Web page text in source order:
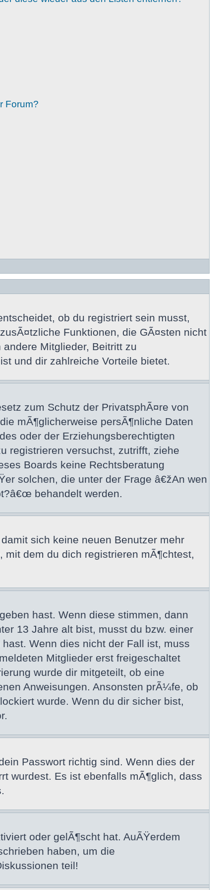
Forum?
ob du registriert sein musst,
Funktionen, die GÃ¤sten nicht
Mitglieder, Beitritt zu
und dir zahlreiche Vorteile bietet.
zum Schutz der PrivatsphÃ¤re von
mÃ¶glicherweise persÃ¶nliche Daten
oder der Erziehungsberechtigten
registrieren versuchst, zutrifft, ziehe
Boards keine Rechtsberatung
solchen, die unter der Frage â€žAn wen
behandelt werden.
sich keine neuen Benutzer mehr
dem du dich registrieren mÃ¶chtest,
hast. Wenn diese stimmen, dann
13 Jahre alt bist, musst du bzw. einer
Wenn dies nicht der Fall ist, muss
Mitglieder erst freigeschaltet
wurde dir mitgeteilt, ob eine
Anweisungen. Ansonsten prÃ¼fe, ob
wurde. Wenn du dir sicher bist,
Passwort richtig sind. Wenn dies der
wurdest. Es ist ebenfalls mÃ¶glich, dass
oder gelÃ¶scht hat. AuÃŸerdem
haben, um die
teil!